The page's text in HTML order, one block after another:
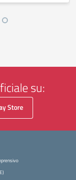
su:
Store